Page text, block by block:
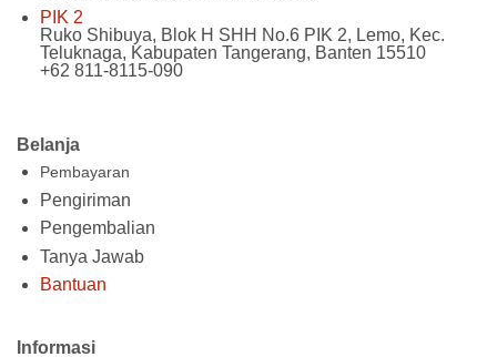
Belanja
Pembayaran
Pengiriman
Pengembalian
Tanya Jawab
Bantuan
Informasi
PIK 2
Ruko Shibuya, Blok H SHH No.6 PIK 2, Lemo, Kec.
Teluknaga, Kabupaten Tangerang, Banten 15510
+62 811-8115-090